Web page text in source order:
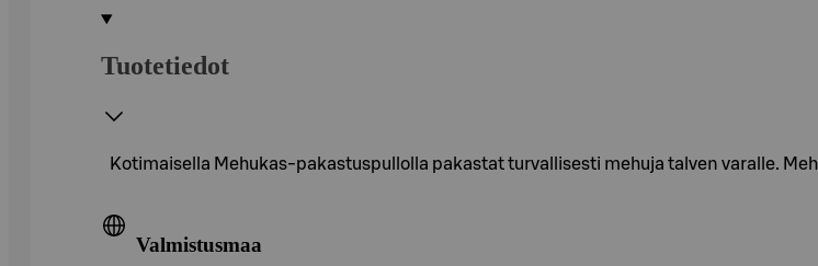
Tuotetiedot
Kotimaisella Mehukas-pakastuspullolla pakastat turvallisesti mehuja talven varalle.
Valmistusmaa